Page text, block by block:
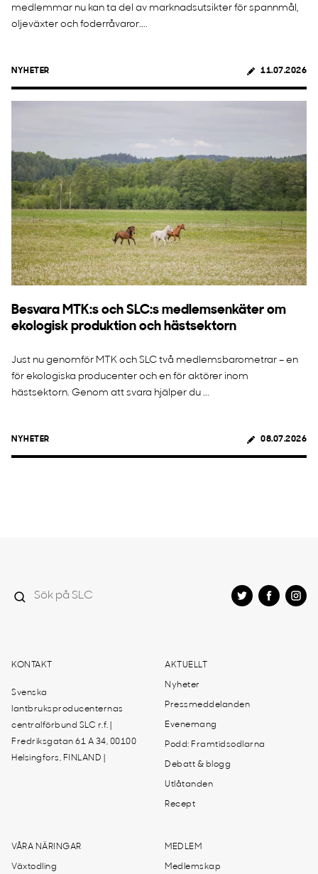
medlemmar nu kan ta del av marknadsutsikter för spannmål,
oljeväxter och foderråvaror....
NYHETER 11.07.2026
Besvara MTK:s och SLC:s medlemsenkäter om
ekologisk produktion och hästsektorn
Just nu genomför MTK och SLC två medlemsbarometrar – en
för ekologiska producenter och en för aktörer inom
hästsektorn. Genom att svara hjälper du ...
NYHETER 08.07.2026
KONTAKT
Svenska
lantbruksproducenternas
centralförbund SLC r.f. |
Fredriksgatan 61 A 34, 00100
Helsingfors, FINLAND |
AKTUELLT
Nyheter
Pressmeddelanden
Evenemang
Podd: Framtidsodlarna
Debatt & blogg
Utlåtanden
Recept
VÅRA NÄRINGAR
Växtodling
MEDLEM
Medlemskap